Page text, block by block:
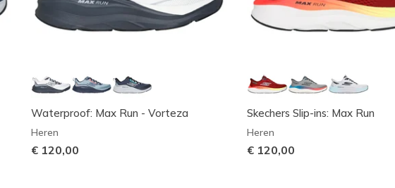
Waterproof: Max Run - Vorteza
Heren
€ 120,00
Skechers Slip-ins: Max Run
Heren
€ 120,00